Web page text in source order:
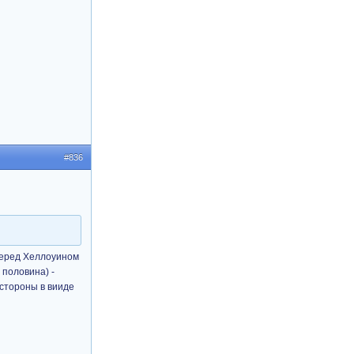
#836
Хеллоуином
половина) -
в вииде